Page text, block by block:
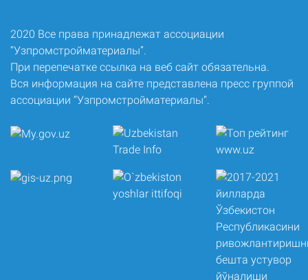
2020 Все права принадлежат ассоциации
“Узпромстройматериалы”.
При перепечатке ссылка на веб сайт обязательна.
Вся информация на сайте представлена пресс группой
ассоциации “Узпромстройматериалы”.